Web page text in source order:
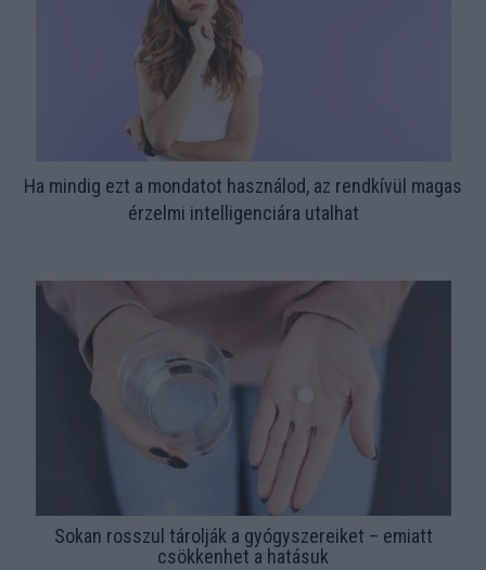
Ha mindig ezt a mondatot használod, az rendkívül magas
érzelmi intelligenciára utalhat
Sokan rosszul tárolják a gyógyszereiket – emiatt
csökkenhet a hatásuk